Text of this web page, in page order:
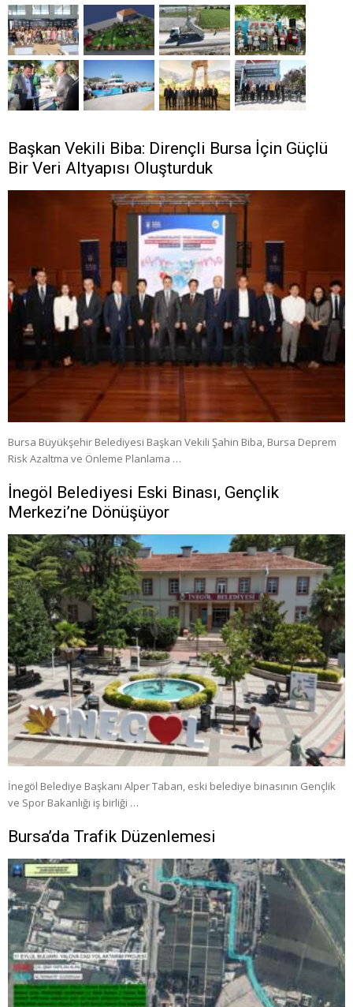
Başkan Vekili Biba: Dirençli Bursa İçin Güçlü
Bir Veri Altyapısı Oluşturduk
Bursa Büyükşehir Belediyesi Başkan Vekili Şahin Biba, Bursa Deprem
Risk Azaltma ve Önleme Planlama …
İnegöl Belediyesi Eski Binası, Gençlik
Merkezi’ne Dönüşüyor
İnegöl Belediye Başkanı Alper Taban, eski belediye binasının Gençlik
ve Spor Bakanlığı iş birliği …
Bursa’da Trafik Düzenlemesi